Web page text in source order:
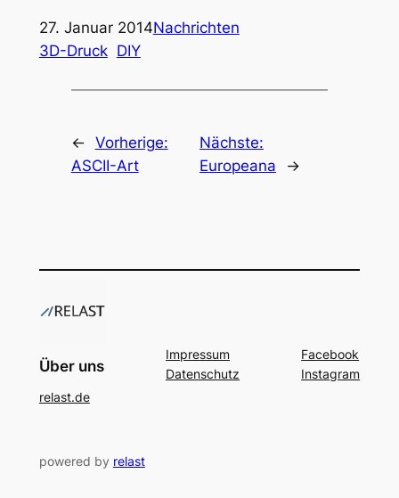
27. Januar 2014Nachrichten
3D-Druck DIY
← Vorherige:
ASCII-Art
Nächste:
Europeana
→
Über uns
relast.de
Impressum
Datenschutz
Facebook
Instagram
powered by relast